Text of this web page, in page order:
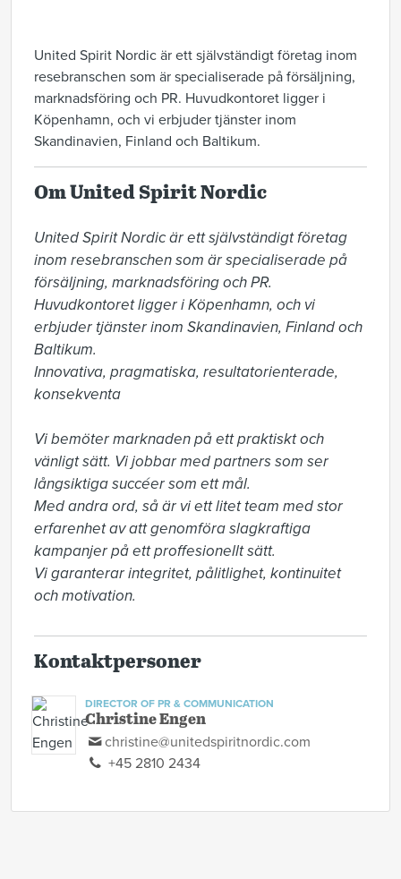
United Spirit Nordic är ett självständigt företag inom
resebranschen som är specialiserade på försäljning,
marknadsföring och PR. Huvudkontoret ligger i
Köpenhamn, och vi erbjuder tjänster inom
Skandinavien, Finland och Baltikum.
Om United Spirit Nordic
United Spirit Nordic är ett självständigt företag
inom resebranschen som är specialiserade på
försäljning, marknadsföring och PR.
Huvudkontoret ligger i Köpenhamn, och vi
erbjuder tjänster inom Skandinavien, Finland och
Baltikum.
Innovativa, pragmatiska, resultatorienterade,
konsekventa
Vi bemöter marknaden på ett praktiskt och
vänligt sätt. Vi jobbar med partners som ser
långsiktiga succéer som ett mål.
Med andra ord, så är vi ett litet team med stor
erfarenhet av att genomföra slagkraftiga
kampanjer på ett proffesionellt sätt.
Vi garanterar integritet, pålitlighet, kontinuitet
och motivation.
Kontaktpersoner
DIRECTOR OF PR & COMMUNICATION
Christine Engen
christine@unitedspiritnordic.com
+45 2810 2434